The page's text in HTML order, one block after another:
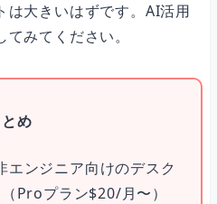
は大きいはずです。AI活用
みてください。
め
ンジニア向けのデスク
Proプラン$20/月〜）